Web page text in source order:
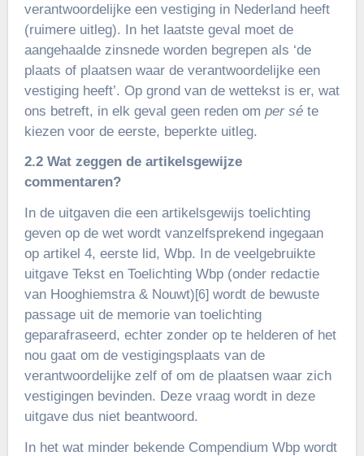
verantwoordelijke een vestiging in Nederland heeft
(ruimere uitleg). In het laatste geval moet de
aangehaalde zinsnede worden begrepen als ‘de
plaats of plaatsen waar de verantwoordelijke een
vestiging heeft’. Op grond van de wettekst is er, wat
ons betreft, in elk geval geen reden om per séte
kiezen voor de eerste, beperkte uitleg.
2.2 Wat zeggen de artikelsgewijze
commentaren?
In de uitgaven die een artikelsgewijs toelichting
geven op de wet wordt vanzelfsprekend ingegaan
op artikel 4, eerste lid, Wbp. In de veelgebruikte
uitgave Tekst en Toelichting Wbp (onder redactie
van Hooghiemstra & Nouwt)[6] wordt de bewuste
passage uit de memorie van toelichting
geparafraseerd, echter zonder op te helderen of het
nou gaat om de vestigingsplaats van de
verantwoordelijke zelf of om de plaatsen waar zich
vestigingen bevinden. Deze vraag wordt in deze
uitgave dus niet beantwoord.
In het wat minder bekende Compendium Wbp wordt